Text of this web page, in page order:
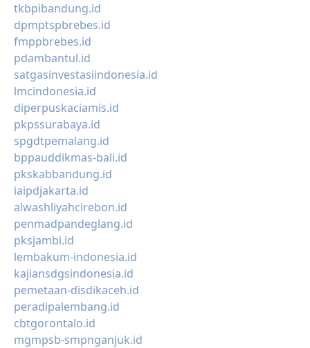
tkbpibandung.id
dpmptspbrebes.id
fmppbrebes.id
pdambantul.id
satgasinvestasiindonesia.id
lmcindonesia.id
diperpuskaciamis.id
pkpssurabaya.id
spgdtpemalang.id
bppauddikmas-bali.id
pkskabbandung.id
iaipdjakarta.id
alwashliyahcirebon.id
penmadpandeglang.id
pksjambi.id
lembakum-indonesia.id
kajiansdgsindonesia.id
pemetaan-disdikaceh.id
peradipalembang.id
cbtgorontalo.id
mgmpsb-smpnganjuk.id